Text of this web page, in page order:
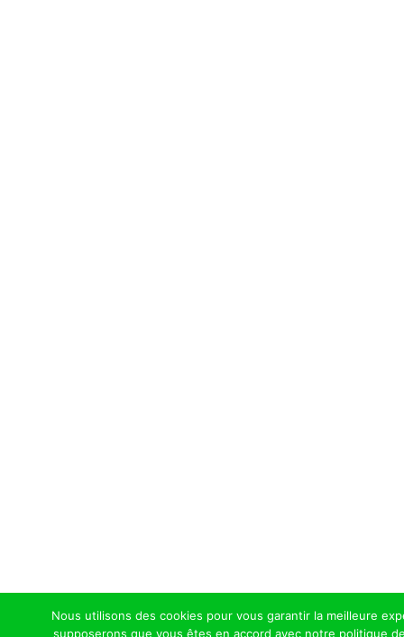
Nous utilisons des cookies pour vous garantir la meilleure
supposerons que vous êtes en accord avec notre politique